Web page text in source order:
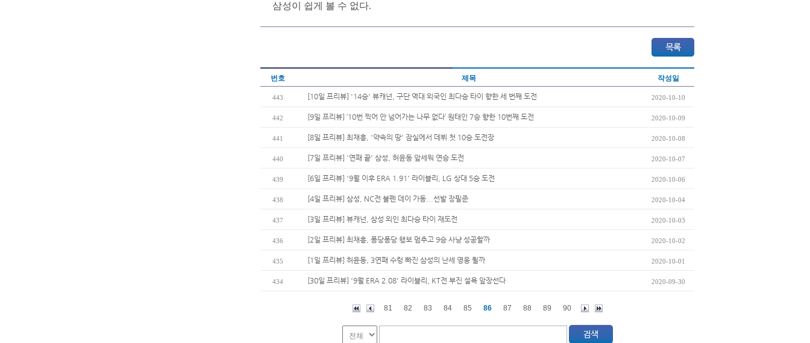
삼성이 쉽게 볼 수 없다.
번호 제목 작성일
443 [10일 프리뷰] '14승' 뷰캐넌, 구단 역대 외국인 최다승 타이 향한 세 번째 도전 2020-10-10
442 [9일 프리뷰] ‘10번 찍어 안 넘어가는 나무 없다’ 원태인 7승 향한 10번째 도전 2020-10-09
441 [8일 프리뷰] 최채흥, '약속의 땅' 잠실에서 데뷔 첫 10승 도전장 2020-10-08
440 [7일 프리뷰] '연패 끝' 삼성, 허윤동 앞세워 연승 도전 2020-10-07
439 [6일 프리뷰] '9월 이후 ERA 1.91' 라이블리, LG 상대 5승 도전 2020-10-06
438 [4일 프리뷰] 삼성, NC전 불펜 데이 가동...선발 장필준 2020-10-04
437 [3일 프리뷰] 뷰캐넌, 삼성 외인 최다승 타이 재도전 2020-10-03
436 [2일 프리뷰] 최채흥, 퐁당퐁당 행보 멈추고 9승 사냥 성공할까 2020-10-02
435 [1일 프리뷰] 허윤동, 3연패 수렁 빠진 삼성의 난세 영웅 될까 2020-10-01
434 [30일 프리뷰] '9월 ERA 2.08' 라이블리, KT전 부진 설욕 앞장선다 2020-09-30
81 82 83 84 85 86 87 88 89 90